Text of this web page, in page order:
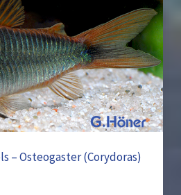
– Osteogaster (Corydoras)